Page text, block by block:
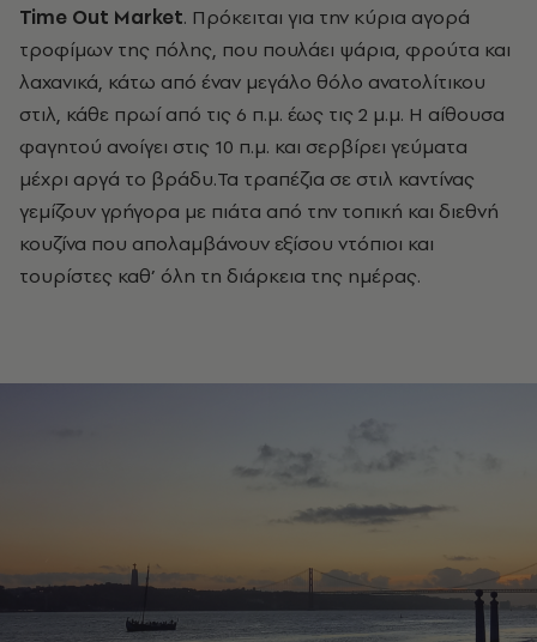
Time Out Market. Πρόκειται για την κύρια αγορά
τροφίμων της πόλης, που πουλάει ψάρια, φρούτα και
λαχανικά, κάτω από έναν μεγάλο θόλο ανατολίτικου
στιλ, κάθε πρωί από τις 6 π.μ. έως τις 2 μ.μ. Η αίθουσα
φαγητού ανοίγει στις 10 π.μ. και σερβίρει γεύματα
μέχρι αργά το βράδυ.Τα τραπέζια σε στιλ καντίνας
γεμίζουν γρήγορα με πιάτα από την τοπική και διεθνή
κουζίνα που απολαμβάνουν εξίσου ντόπιοι και
τουρίστες καθ’ όλη τη διάρκεια της ημέρας.